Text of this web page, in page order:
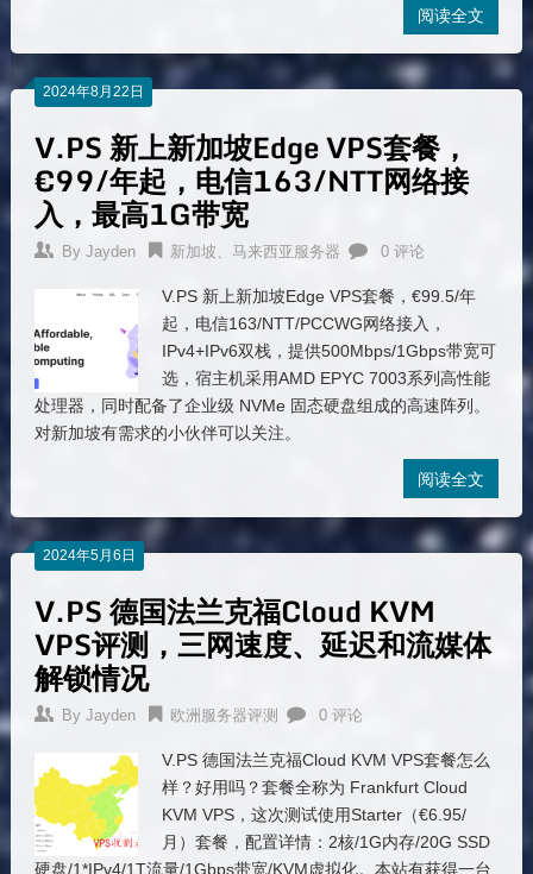
阅读全文
2024年8月22日
V.PS 新上新加坡Edge VPS套餐，
€99/年起，电信163/NTT网络接
入，最高1G带宽
By Jayden 新加坡、马来西亚服务器 0 评论
V.PS 新上新加坡Edge VPS套餐，€99.5/年
起，电信163/NTT/PCCWG网络接入，
IPv4+IPv6双栈，提供500Mbps/1Gbps带宽可
选，宿主机采用AMD EPYC 7003系列高性能
处理器，同时配备了企业级 NVMe 固态硬盘组成的高速阵列。
对新加坡有需求的小伙伴可以关注。
阅读全文
2024年5月6日
V.PS 德国法兰克福Cloud KVM
VPS评测，三网速度、延迟和流媒体
解锁情况
By Jayden 欧洲服务器评测 0 评论
V.PS 德国法兰克福Cloud KVM VPS套餐怎么
样？好用吗？套餐全称为 Frankfurt Cloud
KVM VPS，这次测试使用Starter（€6.95/
月）套餐，配置详情：2核/1G内存/20G SSD
硬盘/1*IPv4/1T流量/1Gbps带宽/KVM虚拟化。本站有获得一台